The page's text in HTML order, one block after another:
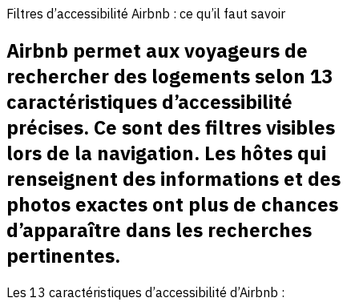
Filtres d’accessibilité Airbnb : ce qu’il faut savoir
Airbnb permet aux voyageurs de
rechercher des logements selon 13
caractéristiques d’accessibilité
précises. Ce sont des filtres visibles
lors de la navigation. Les hôtes qui
renseignent des informations et des
photos exactes ont plus de chances
d’apparaître dans les recherches
pertinentes.
Les 13 caractéristiques d’accessibilité d’Airbnb :